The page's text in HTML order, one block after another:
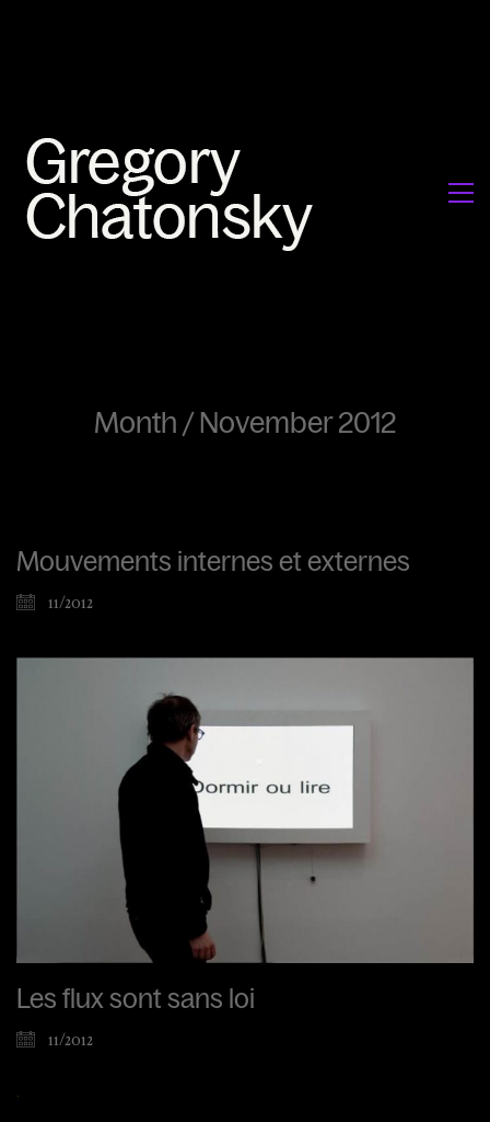
Month / November 2012
Mouvements internes et externes
11/2012
Les flux sont sans loi
11/2012